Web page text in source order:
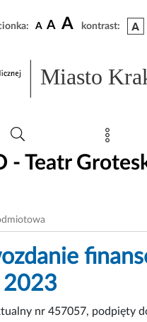
A A A kontrast:
Miasto
- Teatr
2023
nr 457057, podpięty